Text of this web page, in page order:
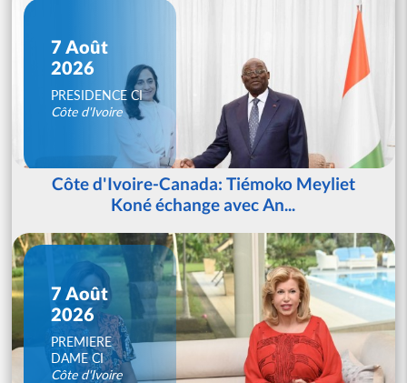
7 Août
2026
PRESIDENCE CI
Côte d'Ivoire
Côte d'Ivoire-Canada: Tiémoko Meyliet
Koné échange avec An...
7 Août
2026
PREMIERE
DAME CI
Côte d'Ivoire